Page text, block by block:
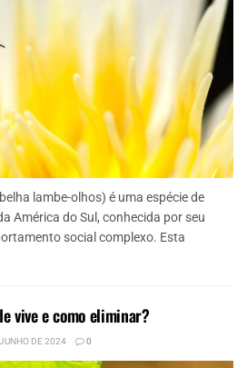
lambe-olhos) é uma espécie de
América do Sul, conhecida por seu
social complexo. Esta
vive e como eliminar?
DE 2024 0